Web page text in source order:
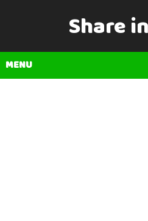
Share
MENU